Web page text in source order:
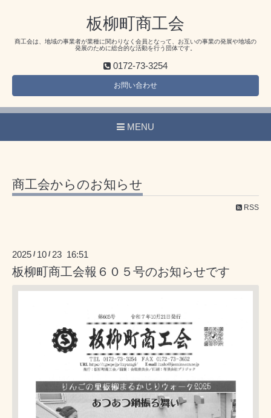
板柳町商工会
商工会は、地域の事業者が業種に関わりなく会員となって、お互いの事業の発展や地域の
発展のために総合的な活動を行う団体です。
0172-73-3254
お問い合わせ
MENU
商工会からのお知らせ
RSS
2025 / 10 / 23 16:51
板柳町商工会報６０５号のお知らせです